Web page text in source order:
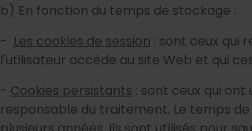
b) En fonction du temps de stockage :
- Les cookies de session : sont ceux qui
l'utilisateur accède au site Web et qui
- Cookies persistants : sont ceux qui
responsable du traitement. Le temps